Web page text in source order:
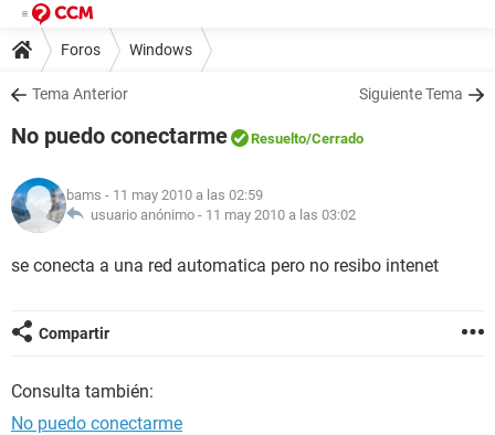
Foros Windows
Tema Anterior Siguiente Tema
No puedo conectarme Resuelto/Cerrado
bams - 11 may 2010 a las 02:59
usuario anónimo - 11 may 2010 a las 03:02
se conecta a una red automatica pero no resibo intenet
Compartir
Consulta también:
No puedo conectarme